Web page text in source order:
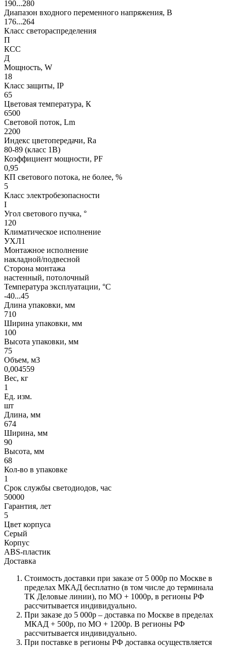
190...280
Диапазон входного переменного напряжения, В
176...264
Класс светораспределения
П
КСС
Д
Мощность, W
18
Класс защиты, IP
65
Цветовая температура, К
6500
Световой поток, Lm
2200
Индекс цветопередачи, Ra
80-89 (класс 1B)
Коэффициент мощности, PF
0,95
КП светового потока, не более, %
5
Класс электробезопасности
I
Угол светового пучка, °
120
Климатическое исполнение
УХЛ1
Монтажное исполнение
накладной/подвесной
Сторона монтажа
настенный, потолочный
Температура эксплуатации, °С
-40...45
Длина упаковки, мм
710
Ширина упаковки, мм
100
Высота упаковки, мм
75
Объем, м3
0,004559
Вес, кг
1
Ед. изм.
шт
Длина, мм
674
Ширина, мм
90
Высота, мм
68
Кол-во в упаковке
1
Срок службы светодиодов, час
50000
Гарантия, лет
5
Цвет корпуса
Серый
Корпус
ABS-пластик
Доставка
Стоимость доставки при заказе от 5 000р по Москве в
пределах МКАД бесплатно (в том числе до терминала
ТК Деловые линии), по МО + 1000р, в регионы РФ
рассчитывается индивидуально.
При заказе до 5 000р – доставка по Москве в пределах
МКАД + 500р, по МО + 1200р. В регионы РФ
рассчитывается индивидуально.
При поставке в регионы РФ доставка осуществляется